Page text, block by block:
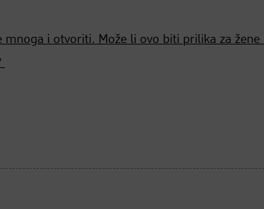
i otvoriti. Može li ovo biti prilika za žene